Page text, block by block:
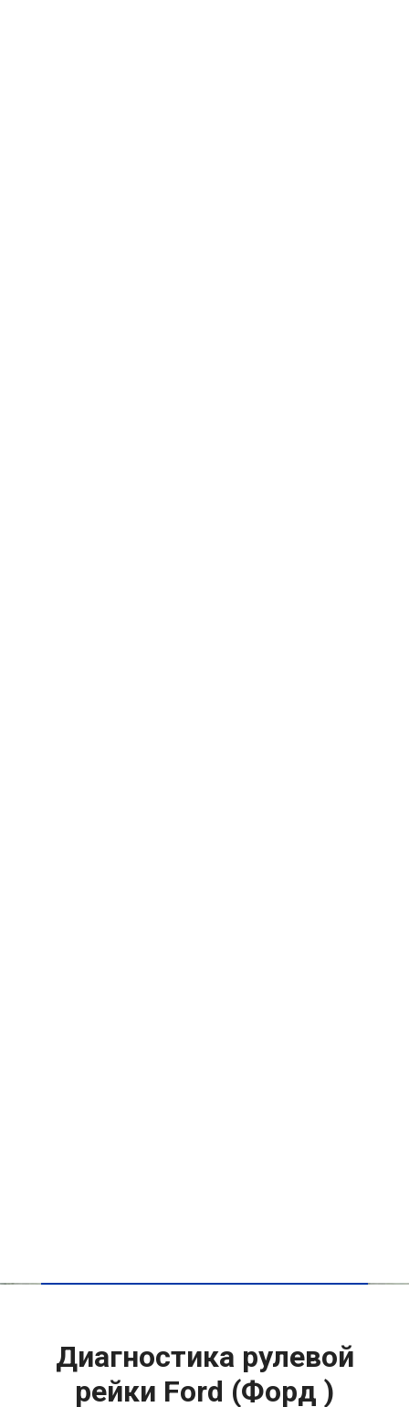
Диагностика рулевой
рейки Ford (Форд )